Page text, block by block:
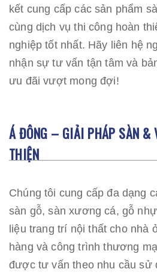
kết cung cấp các sản phẩm
cùng dịch vụ thi công hoàn
nghiệp tốt nhất. Hãy liên hệ
nhận sự tư vấn tận tâm và
ưu đãi vượt mong đợi!
Á ĐÔNG – GIẢI PHÁP SÀN &
THIỆN
Chúng tôi cung cấp đa dạng
sàn gỗ, sàn xương cá, gỗ
liệu trang trí nội thất cho nhà
hàng và công trình thương
được tư vấn theo nhu cầu sử